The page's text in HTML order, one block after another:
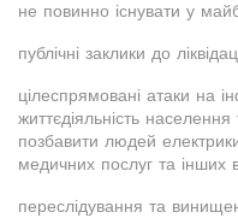
не повинно існувати у
публічні заклики до
цілеспрямовані атаки на
життєдіяльність
позбавити людей
медичних послуг та інших
переслідування та